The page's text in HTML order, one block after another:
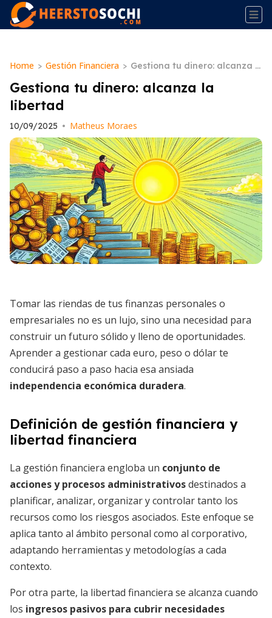
Home > Gestión Financiera > Gestiona tu dinero: alcanza l
a libertad
Gestiona tu dinero: alcanza la
libertad
10/09/2025 • Matheus Moraes
Tomar las riendas de tus finanzas personales o
empresariales no es un lujo, sino una necesidad para
construir un futuro sólido y lleno de oportunidades.
Aprender a gestionar cada euro, peso o dólar te
conducirá paso a paso hacia esa ansiada
independencia económica duradera.
Definición de gestión financiera y
libertad financiera
La gestión financiera engloba un conjunto de
acciones y procesos administrativosdestinados a
planificar, analizar, organizar y controlar tanto los
recursos como los riesgos asociados. Este enfoque se
aplica tanto al ámbito personal como al corporativo,
adaptando herramientas y metodologías a cada
contexto.
Por otra parte, la libertad financiera se alcanza cuando
los ingresos pasivos para cubrir necesidades